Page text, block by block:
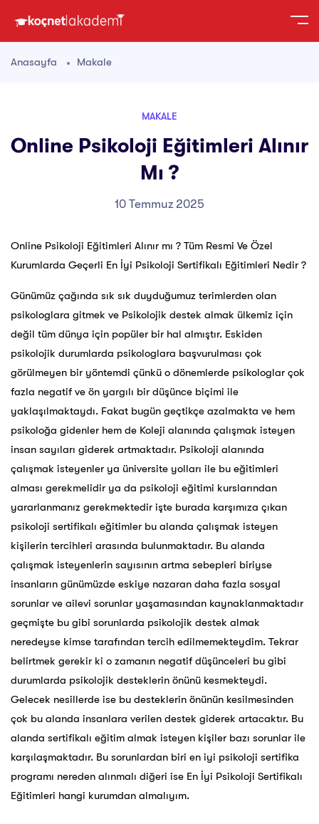
Anasayfa Makale
MAKALE
Online Psikoloji Eğitimleri Alınır
Mı ?
10 Temmuz 2025
Online Psikoloji Eğitimleri Alınır mı ? Tüm Resmi Ve Özel
Kurumlarda Geçerli En İyi Psikoloji Sertifikalı Eğitimleri Nedir ?
Günümüz çağında sık sık duyduğumuz terimlerden olan
psikologlara gitmek ve Psikolojik destek almak ülkemiz için
değil tüm dünya için popüler bir hal almıştır. Eskiden
psikolojik durumlarda psikologlara başvurulması çok
görülmeyen bir yöntemdi çünkü o dönemlerde psikologlar çok
fazla negatif ve ön yargılı bir düşünce biçimi ile
yaklaşılmaktaydı. Fakat bugün geçtikçe azalmakta ve hem
psikoloğa gidenler hem de Koleji alanında çalışmak isteyen
insan sayıları giderek artmaktadır. Psikoloji alanında
çalışmak isteyenler ya üniversite yolları ile bu eğitimleri
alması gerekmelidir ya da psikoloji eğitimi kurslarından
yararlanmanız gerekmektedir işte burada karşımıza çıkan
psikoloji sertifikalı eğitimler bu alanda çalışmak isteyen
kişilerin tercihleri arasında bulunmaktadır. Bu alanda
çalışmak isteyenlerin sayısının artma sebepleri biriyse
insanların günümüzde eskiye nazaran daha fazla sosyal
sorunlar ve ailevi sorunlar yaşamasından kaynaklanmaktadır
geçmişte bu gibi sorunlarda psikolojik destek almak
neredeyse kimse tarafından tercih edilmemekteydim. Tekrar
belirtmek gerekir ki o zamanın negatif düşünceleri bu gibi
durumlarda psikolojik desteklerin önünü kesmekteydi.
Gelecek nesillerde ise bu desteklerin önünün kesilmesinden
çok bu alanda insanlara verilen destek giderek artacaktır. Bu
alanda sertifikalı eğitim almak isteyen kişiler bazı sorunlar ile
karşılaşmaktadır. Bu sorunlardan biri en iyi psikoloji sertifika
programı nereden alınmalı diğeri ise En İyi Psikoloji Sertifikalı
Eğitimleri hangi kurumdan almalıyım.